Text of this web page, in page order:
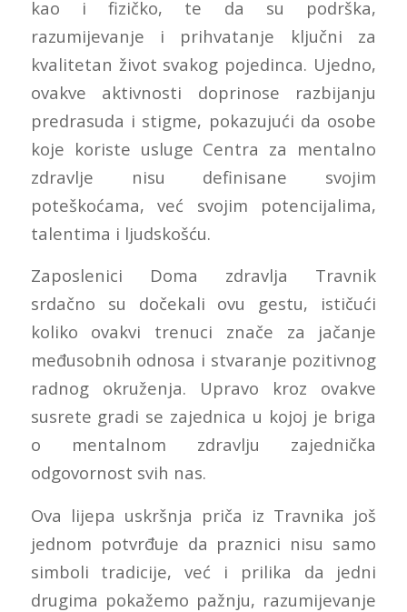
kao i fizičko, te da su podrška,
razumijevanje i prihvatanje ključni za
kvalitetan život svakog pojedinca. Ujedno,
ovakve aktivnosti doprinose razbijanju
predrasuda i stigme, pokazujući da osobe
koje koriste usluge Centra za mentalno
zdravlje nisu definisane svojim
poteškoćama, već svojim potencijalima,
talentima i ljudskošću.
Zaposlenici Doma zdravlja Travnik
srdačno su dočekali ovu gestu, ističući
koliko ovakvi trenuci znače za jačanje
međusobnih odnosa i stvaranje pozitivnog
radnog okruženja. Upravo kroz ovakve
susrete gradi se zajednica u kojoj je briga
o mentalnom zdravlju zajednička
odgovornost svih nas.
Ova lijepa uskršnja priča iz Travnika još
jednom potvrđuje da praznici nisu samo
simboli tradicije, već i prilika da jedni
drugima pokažemo pažnju, razumijevanje